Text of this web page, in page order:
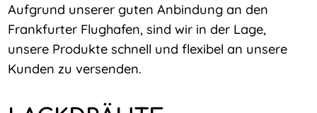
Aufgrund unserer guten Anbindung an den
Frankfurter Flughafen, sind wir in der Lage,
unsere Produkte schnell und flexibel an unsere
Kunden zu versenden.